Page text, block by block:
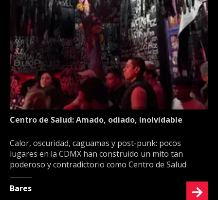
Centro de Salud: Amado, odiado, inolvidable
Calor, oscuridad, caguamas y post-punk: pocos
lugares en la CDMX han construido un mito tan
poderoso y contradictorio como Centro de Salud
Bares